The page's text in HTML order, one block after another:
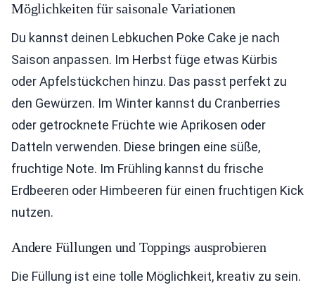
Möglichkeiten für saisonale Variationen
Du kannst deinen Lebkuchen Poke Cake je nach
Saison anpassen. Im Herbst füge etwas Kürbis
oder Apfelstückchen hinzu. Das passt perfekt zu
den Gewürzen. Im Winter kannst du Cranberries
oder getrocknete Früchte wie Aprikosen oder
Datteln verwenden. Diese bringen eine süße,
fruchtige Note. Im Frühling kannst du frische
Erdbeeren oder Himbeeren für einen fruchtigen Kick
nutzen.
Andere Füllungen und Toppings ausprobieren
Die Füllung ist eine tolle Möglichkeit, kreativ zu sein.